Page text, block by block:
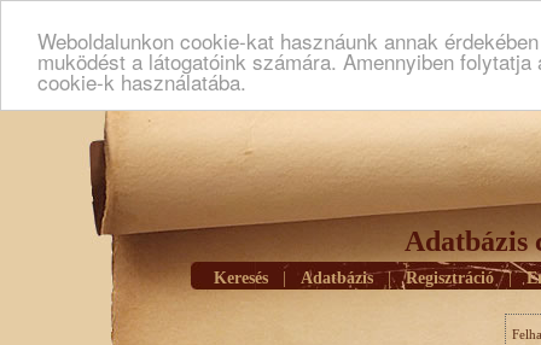
Weboldalunkon cookie-kat hasznáunk annak
muködést a látogatóink számára. Amennyiben
cookie-k használatába.
Adatbázis
Keresés Adatbázis | Regisztráció |